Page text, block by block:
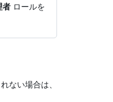
者 ロールを
ない場合は、